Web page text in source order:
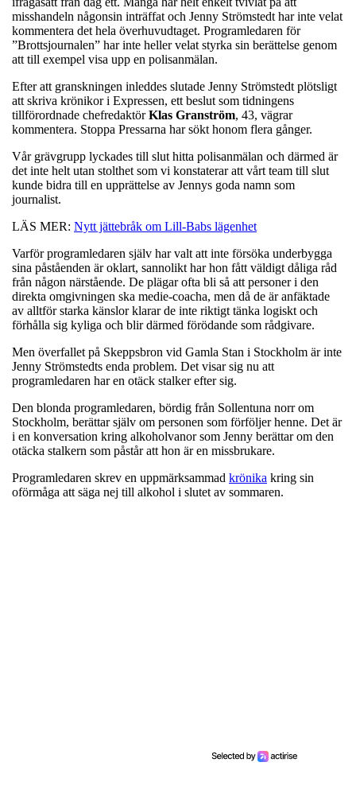
misshandeln någonsin inträffat och Jenny Strömstedt har inte velat
kommentera det hela överhuvudtaget. Programledaren för
”Brottsjournalen” har inte heller velat styrka sin berättelse genom
att till exempel visa upp en polisanmälan.
Efter att granskningen inleddes slutade Jenny Strömstedt plötsligt
att skriva krönikor i Expressen, ett beslut som tidningens
tillförordnade chefredaktörKlas Granström, 43, vägrar
kommentera. Stoppa Pressarna har sökt honom flera gånger.
Vår grävgrupp lyckades till slut hitta polisanmälan och därmed är
det inte helt utan stolthet som vi konstaterar att vårt team till slut
kunde bidra till en upprättelse av Jennys goda namn som
journalist.
LÄS MER: Nytt jättebråk om Lill-Babs lägenhet
Varför programledaren själv har valt att inte försöka underbygga
sina påståenden är oklart, sannolikt har hon fått väldigt dåliga råd
från någon närstående. De plägar ofta bli så att personer i den
direkta omgivningen ska medie-coacha, men då de är anfäktade
av alltför starka känslor klarar de inte riktigt tänka logiskt och
förhålla sig kyliga och blir därmed förödande som rådgivare.
Men överfallet på Skeppsbron vid Gamla Stan i Stockholm är inte
Jenny Strömstedts enda problem. Det visar sig nu att
programledaren har en otäck stalker efter sig.
Den blonda programledaren, bördig från Sollentuna norr om
Stockholm, berättar själv om personen som förföljer henne. Det är
i en konversation kring alkoholvanor som Jenny berättar om den
otäcka stalkern som påstår att hon är en missbrukare.
Programledaren skrev en uppmärksammad krönika kring sin
oförmåga att säga nej till alkohol i slutet av sommaren.